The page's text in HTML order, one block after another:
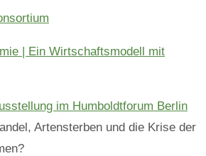
| Ein Wirtschaftsmodell mit
im Humboldtforum Berlin
Artensterben und die Krise der